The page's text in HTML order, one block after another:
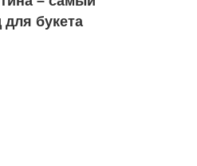
букета